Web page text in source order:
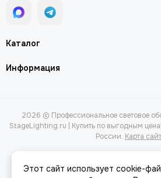
Каталог
Информация
2026 © Профессиональное световое
StageLighting.ru | Купить по выгодным
России. Карта
Этот сайт использует cookie-